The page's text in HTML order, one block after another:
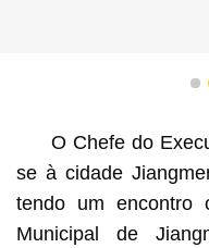
1
O Chefe do
se à cidade
tendo um encontro
Municipal de